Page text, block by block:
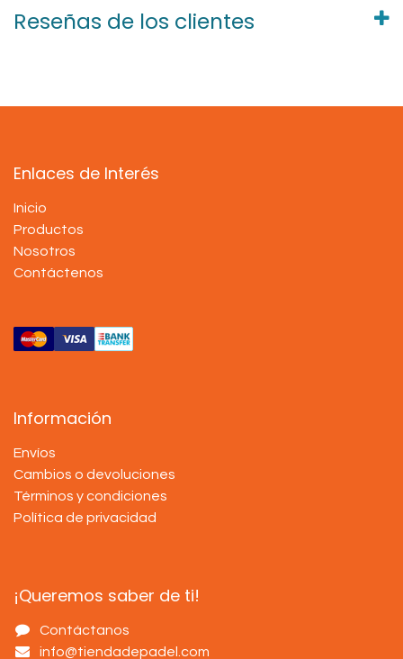
Reseñas de los clientes
Enlaces de Interés
Inicio
Productos
Nosotros
Contáctenos
Información
Envíos
Cambios o devoluciones
Términos y condiciones
Política de privacidad
¡Queremos saber de ti!
Contáctanos
info@tiendadepadel.com